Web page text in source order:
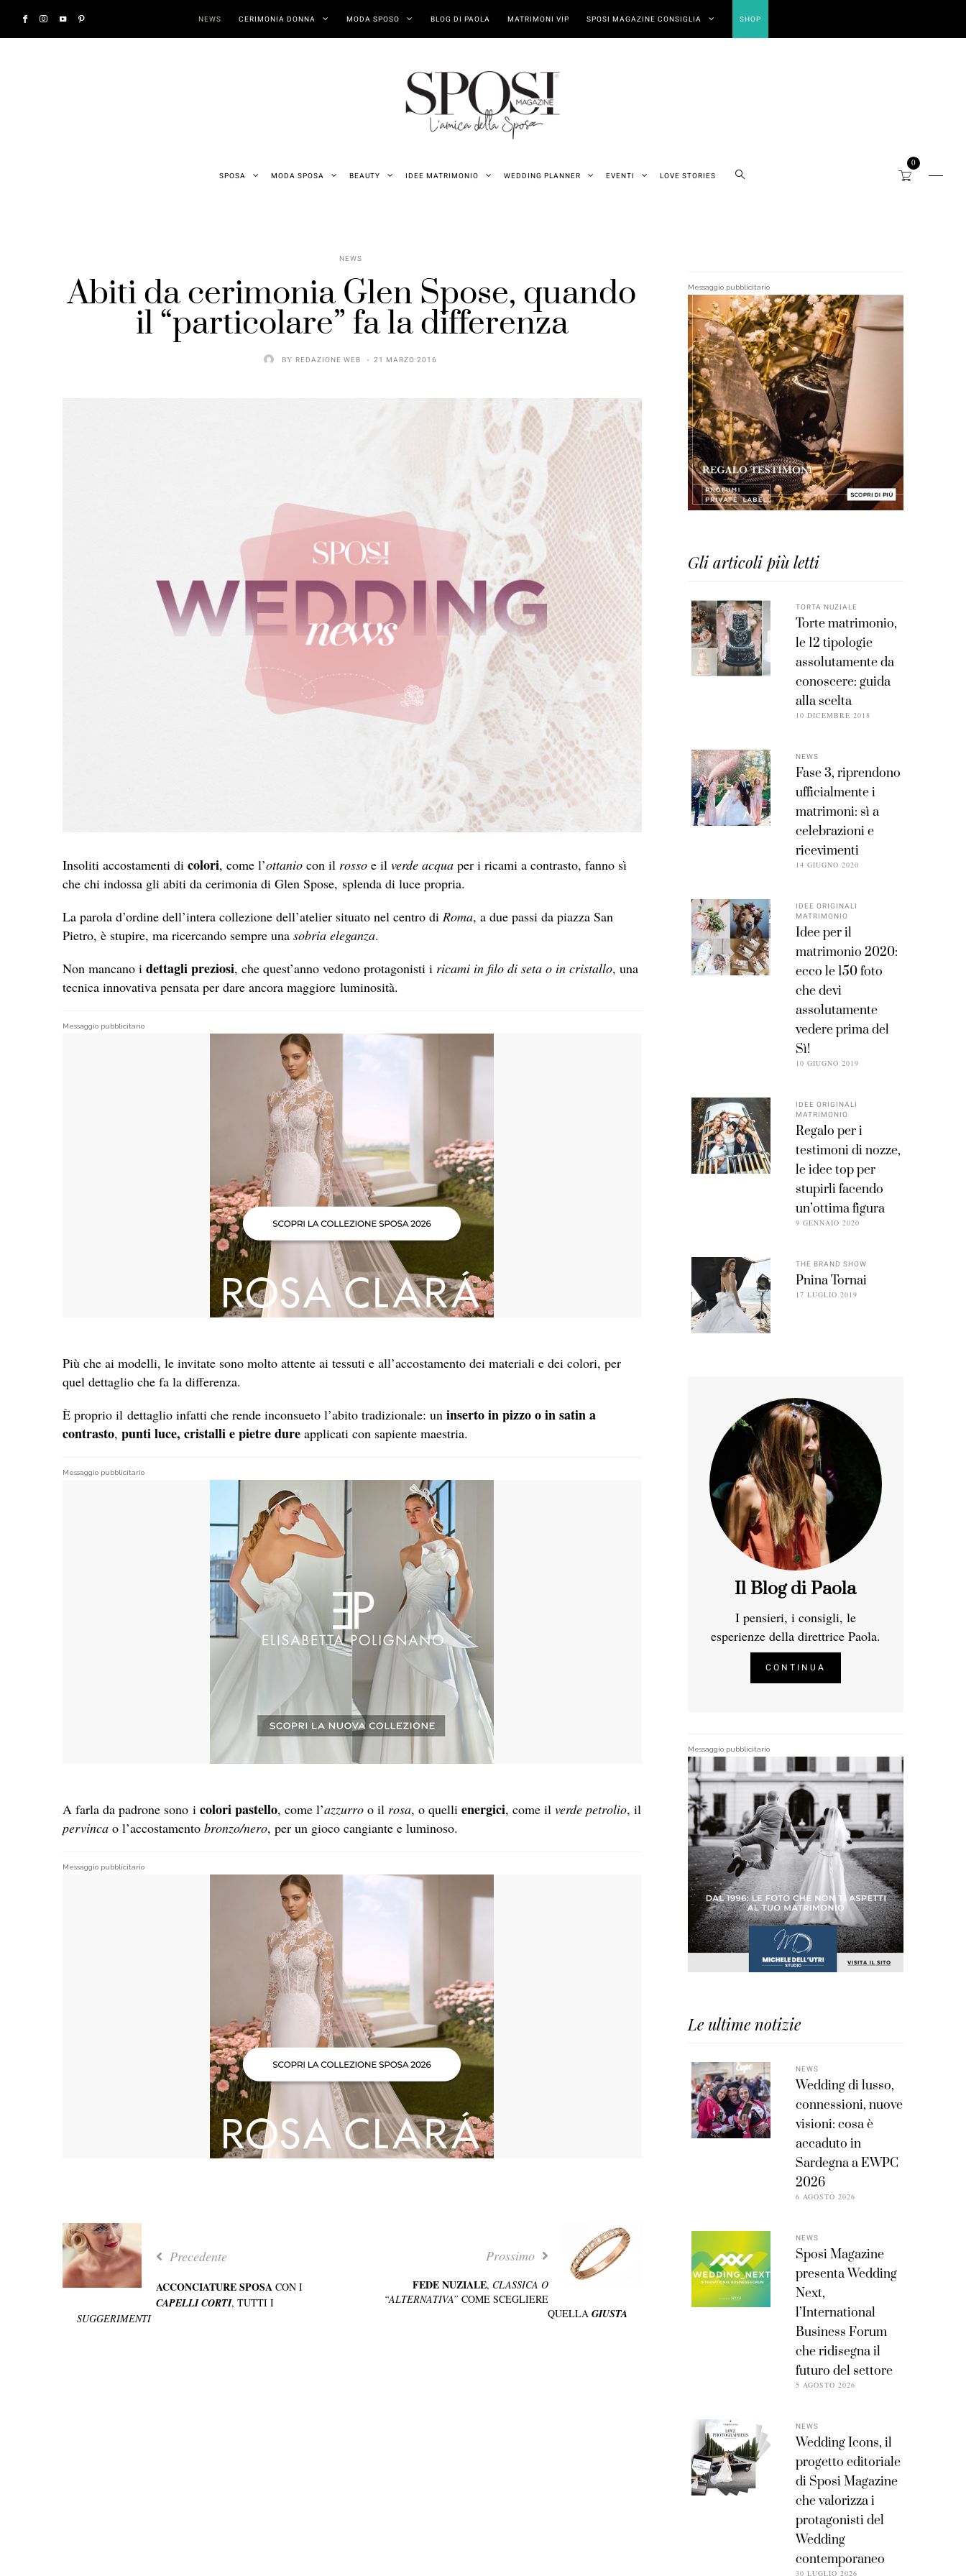
NEWS CERIMONIA DONNA MODA SPOSO BLOG DI PAOLA MATRIMONI VIP SPOSI MAGAZINE CONSIGLIA SHOP
SPOSA MODA SPOSA BEAUTY IDEE MATRIMONIO WEDDING PLANNER EVENTI LOVE STORIES
0
NEWS
Abiti da cerimonia Glen Spose, quando
il “particolare” fa la differenza
BY REDAZIONE WEB 21 MARZO 2016
Insoliti accostamenti di colori, come l’ottanio con il rosso e il verde acqua per i ricami a contrasto, fanno sì
che chi indossa gli abiti da cerimonia di Glen Spose, splenda di luce propria.
La parola d’ordine dell’intera collezione dell’atelier situato nel centro di Roma, a due passi da piazza San
Pietro, è stupire, ma ricercando sempre una sobria eleganza.
Non mancano i dettagli preziosi, che quest’anno vedono protagonisti i ricami in filo di seta o in cristallo, una
tecnica innovativa pensata per dare ancora maggiore luminosità.
Messaggio pubblicitario
Più che ai modelli, le invitate sono molto attente ai tessuti e all’accostamento dei materiali e dei colori, per
quel dettaglio che fa la differenza.
È proprio il dettaglio infatti che rende inconsueto l’abito tradizionale: un inserto in pizzooin satin a
contrasto, punti luce, cristalli e pietre dure applicati con sapiente maestria.
Messaggio pubblicitario
A farla da padrone sono i colori pastello, come l’azzurro o il rosa, o quelli energici, come il verde petrolio, il
pervinca o l’accostamento bronzo/nero, per un gioco cangiante e luminoso.
Messaggio pubblicitario
Precedente
ACCONCIATURE SPOSA CON I
CAPELLI CORTI, TUTTI I
SUGGERIMENTI
Prossimo
FEDE NUZIALE, CLASSICA O
“ALTERNATIVA” COME SCEGLIERE
QUELLA GIUSTA
Messaggio pubblicitario
Gli articoli più letti
TORTA NUZIALE
Torte matrimonio,
le 12 tipologie
assolutamente da
conoscere: guida
alla scelta
10 DICEMBRE 2018
NEWS
Fase 3, riprendono
ufficialmente i
matrimoni: sì a
celebrazioni e
ricevimenti
14 GIUGNO 2020
IDEE ORIGINALI
MATRIMONIO
Idee per il
matrimonio 2020:
ecco le 150 foto
che devi
assolutamente
vedere prima del
Sì!
10 GIUGNO 2019
IDEE ORIGINALI
MATRIMONIO
Regalo per i
testimoni di nozze,
le idee top per
stupirli facendo
un’ottima figura
9 GENNAIO 2020
THE BRAND SHOW
Pnina Tornai
17 LUGLIO 2019
Il Blog di Paola
I pensieri, i consigli, le
esperienze della direttrice Paola.
CONTINUA
Messaggio pubblicitario
Le ultime notizie
NEWS
Wedding di lusso,
connessioni, nuove
visioni: cosa è
accaduto in
Sardegna a EWPC
2026
6 AGOSTO 2026
NEWS
Sposi Magazine
presenta Wedding
Next,
l’International
Business Forum
che ridisegna il
futuro del settore
5 AGOSTO 2026
NEWS
Wedding Icons, il
progetto editoriale
di Sposi Magazine
che valorizza i
protagonisti del
Wedding
contemporaneo
30 LUGLIO 2026